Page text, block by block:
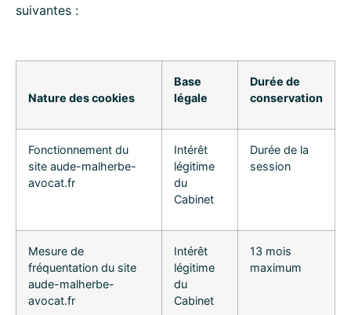
suivantes :
Nature des cookies
Base
légale
Durée de
conservation
Fonctionnement du
site aude-malherbe-
avocat.fr
Intérêt
légitime
du
Cabinet
Durée de la
session
Mesure de
fréquentation du site
aude-malherbe-
avocat.fr
Intérêt
légitime
du
Cabinet
13 mois
maximum